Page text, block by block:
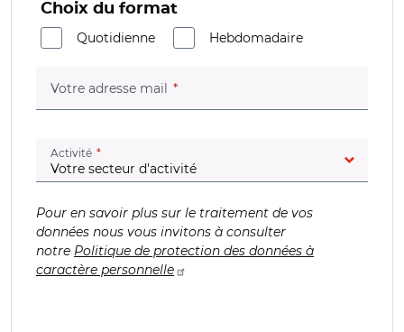
Choix du format
Quotidienne
Hebdomadaire
Votre adresse mail (champ obligatoire)
Activité (champ obligatoire)
Pour en savoir plus sur le traitement de vos
données nous vous invitons à consulter
notre Politique de protection des données à
caractère personnelle